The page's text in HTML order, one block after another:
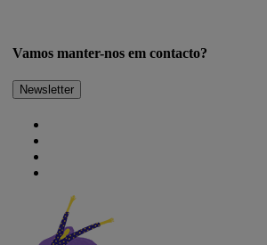
Vamos manter-nos em contacto?
Newsletter